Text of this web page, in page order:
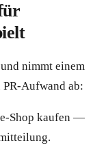
nimmt einem
Aufwand ab:
Shop kaufen —